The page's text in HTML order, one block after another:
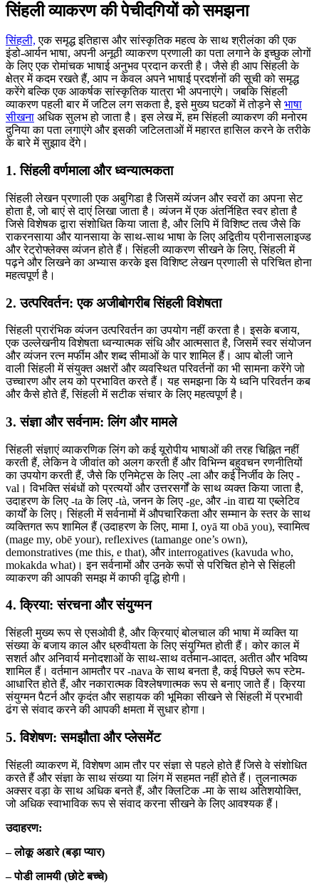
सिंहली व्याकरण की पेचीदगियों को समझना
सिंहली, एक समृद्ध इतिहास और सांस्कृतिक महत्व के साथ श्रीलंका की एक
इंडो-आर्यन भाषा, अपनी अनूठी व्याकरण प्रणाली का पता लगाने के इच्छुक लोगों
के लिए एक रोमांचक भाषाई अनुभव प्रदान करती है। जैसे ही आप सिंहली के
क्षेत्र में कदम रखते हैं, आप न केवल अपने भाषाई प्रदर्शनों की सूची को समृद्ध
करेंगे बल्कि एक आकर्षक सांस्कृतिक यात्रा भी अपनाएंगे। जबकि सिंहली
व्याकरण पहली बार में जटिल लग सकता है, इसे मुख्य घटकों में तोड़ने से भाषा
सीखना अधिक सुलभ हो जाता है। इस लेख में, हम सिंहली व्याकरण की मनोरम
दुनिया का पता लगाएंगे और इसकी जटिलताओं में महारत हासिल करने के तरीके
के बारे में सुझाव देंगे।
1. सिंहली वर्णमाला और ध्वन्यात्मकता
सिंहली लेखन प्रणाली एक अबुगिडा है जिसमें व्यंजन और स्वरों का अपना सेट
होता है, जो बाएं से दाएं लिखा जाता है। व्यंजन में एक अंतर्निहित स्वर होता है
जिसे विशेषक द्वारा संशोधित किया जाता है, और लिपि में विशिष्ट तत्व जैसे कि
राकरनसाया और यानसाया के साथ-साथ भाषा के लिए अद्वितीय प्रीनासलाइज्ड
और रेट्रोफ्लेक्स व्यंजन होते हैं। सिंहली व्याकरण सीखने के लिए, सिंहली में
पढ़ने और लिखने का अभ्यास करके इस विशिष्ट लेखन प्रणाली से परिचित होना
महत्वपूर्ण है।
2. उत्परिवर्तन: एक अजीबोगरीब सिंहली विशेषता
सिंहली प्रारंभिक व्यंजन उत्परिवर्तन का उपयोग नहीं करता है। इसके बजाय,
एक उल्लेखनीय विशेषता ध्वन्यात्मक संधि और आत्मसात है, जिसमें स्वर संयोजन
और व्यंजन रत्न मर्फीम और शब्द सीमाओं के पार शामिल हैं। आप बोली जाने
वाली सिंहली में संयुक्त अक्षरों और व्यवस्थित परिवर्तनों का भी सामना करेंगे जो
उच्चारण और लय को प्रभावित करते हैं। यह समझना कि ये ध्वनि परिवर्तन कब
और कैसे होते हैं, सिंहली में सटीक संचार के लिए महत्वपूर्ण है।
3. संज्ञा और सर्वनाम: लिंग और मामले
सिंहली संज्ञाएं व्याकरणिक लिंग को कई यूरोपीय भाषाओं की तरह चिह्नित नहीं
करती हैं, लेकिन वे जीवांत को अलग करती हैं और विभिन्न बहुवचन रणनीतियों
का उपयोग करती हैं, जैसे कि एनिमेट्स के लिए -ला और कई निर्जीव के लिए -
val। विभक्ति संबंधों को प्रत्ययों और उत्तरसर्गों के साथ व्यक्त किया जाता है,
उदाहरण के लिए -ta के लिए -tà, जनन के लिए -ge, और -in वाद्य या एब्लेटिव
कार्यों के लिए। सिंहली में सर्वनामों में औपचारिकता और सम्मान के स्तर के साथ
व्यक्तिगत रूप शामिल हैं (उदाहरण के लिए, मामा I, oyā या obā you), स्वामित्व
(mage my, obē your), reflexives (tamange one’s own),
demonstratives (me this, e that), और interrogatives (kavuda who,
mokakda what)। इन सर्वनामों और उनके रूपों से परिचित होने से सिंहली
व्याकरण की आपकी समझ में काफी वृद्धि होगी।
4. क्रिया: संरचना और संयुग्मन
सिंहली मुख्य रूप से एसओवी है, और क्रियाएं बोलचाल की भाषा में व्यक्ति या
संख्या के बजाय काल और ध्रुवीयता के लिए संयुग्मित होती हैं। कोर काल में
सशर्त और अनिवार्य मनोदशाओं के साथ-साथ वर्तमान-आदत, अतीत और भविष्य
शामिल हैं। वर्तमान आमतौर पर -nava के साथ बनता है, कई पिछले रूप स्टेम-
आधारित होते हैं, और नकारात्मक विश्लेषणात्मक रूप से बनाए जाते हैं। क्रिया
संयुग्मन पैटर्न और कृदंत और सहायक की भूमिका सीखने से सिंहली में प्रभावी
ढंग से संवाद करने की आपकी क्षमता में सुधार होगा।
5. विशेषण: समझौता और प्लेसमेंट
सिंहली व्याकरण में, विशेषण आम तौर पर संज्ञा से पहले होते हैं जिसे वे संशोधित
करते हैं और संज्ञा के साथ संख्या या लिंग में सहमत नहीं होते हैं। तुलनात्मक
अक्सर वड़ा के साथ अधिक बनते हैं, और क्लिटिक -मा के साथ अतिशयोक्ति,
जो अधिक स्वाभाविक रूप से संवाद करना सीखने के लिए आवश्यक हैं।
उदाहरण:
– लोकू अडारे (बड़ा प्यार)
– पोडी लामयी (छोटे बच्चे)